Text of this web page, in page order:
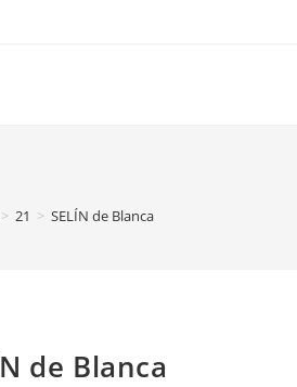
> 21 > SELÍN de Blanca
de Blanca